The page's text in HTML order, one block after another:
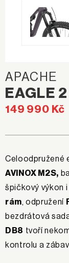
APACHE
EAGLE
149 990 Kč
Celoodpružené
AVINOX M2S,
špičkový výkon
rám, odpružení
bezdrátová
DB8 tvoří
kontrolu a